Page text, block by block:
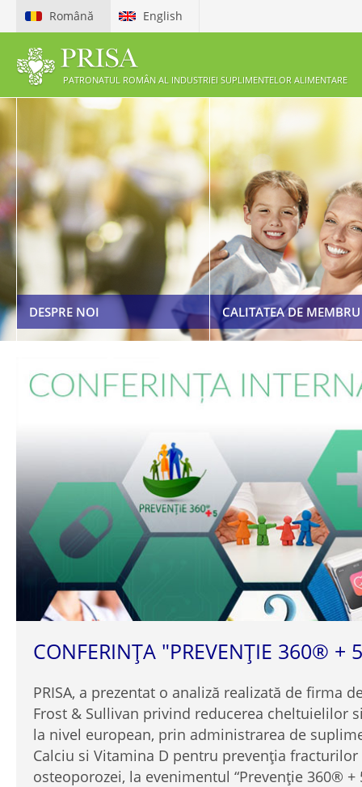
Română English
PATRONATUL ROMÂN AL INDUSTRIEI SUPLIMENTELOR ALIMENTARE
DESPRE NOI
PREZENTARE PRISA
BENEFICII MEMBRI
CERERE DE ADERARE LA PRISA
CALITATEA DE MEMBRU
ETICHETAREA ȘI
SUPLIMENTELOR
COD DE ETICĂ
LEGISLAȚIE
CONFERINȚA "PREVENȚIE 360® +
PRISA, a prezentat o analiză realizată de firma
Frost & Sullivan privind reducerea cheltuielilor
la nivel european, prin administrarea de
Calciu si Vitamina D pentru prevenția fracturilor
osteoporozei, la evenimentul “Prevenție 360® +